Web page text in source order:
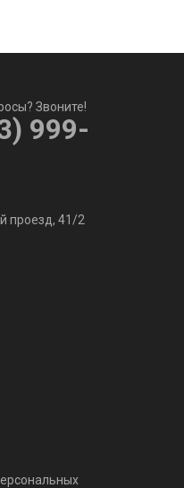
Звоните!
999-
проезд, 41/2